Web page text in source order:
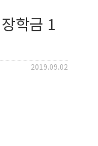
학금 1
2019.09.02